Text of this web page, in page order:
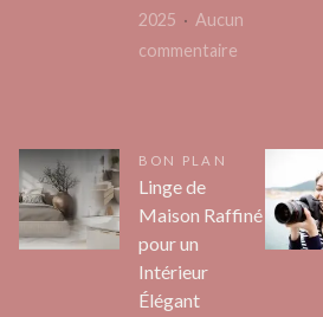
2025
Aucun
commentaire
l’immobilier
BON PLAN
Linge de
Maison Raffiné
pour un
Intérieur
Élégant